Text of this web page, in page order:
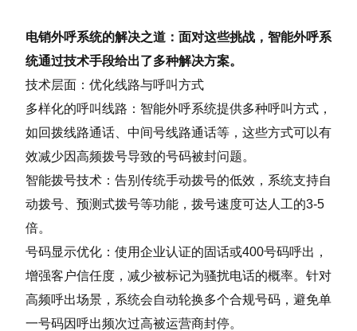
电销外呼系统的解决之道：面对这些挑战，智能外呼系
统通过技术手段给出了多种解决方案。
技术层面：优化线路与呼叫方式
多样化的呼叫线路：智能外呼系统提供多种呼叫方式，
如回拨线路通话、中间号线路通话等，这些方式可以有
效减少因高频拨号导致的号码被封问题。
智能拨号技术：告别传统手动拨号的低效，系统支持自
动拨号、预测式拨号等功能，拨号速度可达人工的3-5
倍。
号码显示优化：使用企业认证的固话或400号码呼出，
增强客户信任度，减少被标记为骚扰电话的概率。针对
高频呼出场景，系统会自动轮换多个合规号码，避免单
一号码因呼出频次过高被运营商封停。